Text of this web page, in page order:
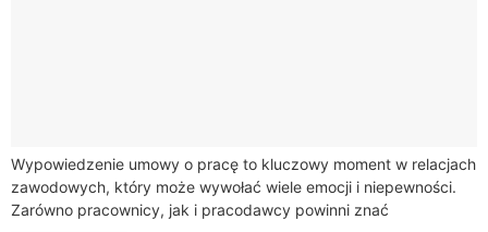
Wypowiedzenie umowy o pracę to kluczowy moment w relacjach
zawodowych, który może wywołać wiele emocji i niepewności.
Zarówno pracownicy, jak i pracodawcy powinni znać